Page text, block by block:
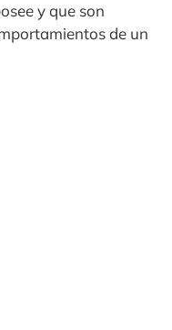
y que son
de un